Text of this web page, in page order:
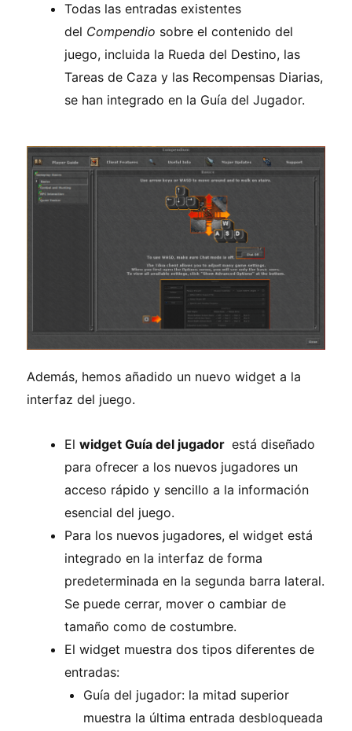
Todas las entradas existentes
del Compendio sobre el contenido del
juego, incluida la Rueda del Destino, las
Tareas de Caza y las Recompensas Diarias,
se han integrado en la Guía del Jugador.
Además, hemos añadido un nuevo widget a la
interfaz del juego.
El widget Guía del jugador está diseñado
para ofrecer a los nuevos jugadores un
acceso rápido y sencillo a la información
esencial del juego.
Para los nuevos jugadores, el widget está
integrado en la interfaz de forma
predeterminada en la segunda barra lateral.
Se puede cerrar, mover o cambiar de
tamaño como de costumbre.
El widget muestra dos tipos diferentes de
entradas:
Guía del jugador: la mitad superior
muestra la última entrada desbloqueada